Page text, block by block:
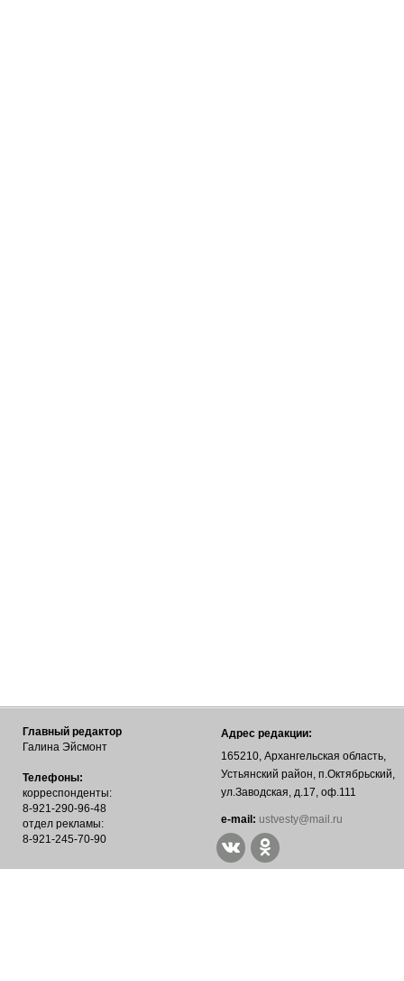
Главный редактор
Галина Эйсмонт
Телефоны:
корреспонденты:
8-921-290-96-48
отдел рекламы:
8-921-245-70-90
Адрес редакции:
165210, Архангельская область,
Устьянский район, п.Октябрьский,
ул.Заводская, д.17, оф.111
е-mail: ustvesty@mail.ru